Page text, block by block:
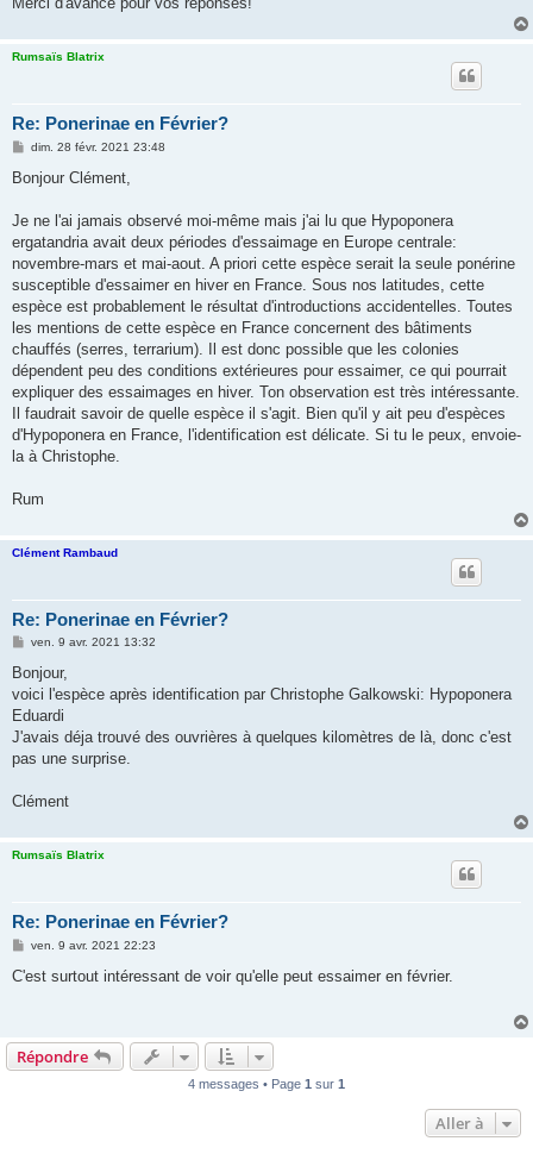
Rumsaïs Blatrix
Re: Ponerinae en Février?
M
s
g
dim. 28 févr. 2021 23:48
Bonjour Clément,
Je ne l'ai jamais observé moi-même mais j'ai lu que Hypoponera
ergatandria avait deux périodes d'essaimage en Europe centrale:
novembre-mars et mai-aout. A priori cette espèce serait la seule ponérine
susceptible d'essaimer en hiver en France. Sous nos latitudes, cette
espèce est probablement le résultat d'introductions accidentelles. Toutes
les mentions de cette espèce en France concernent des bâtiments
chauffés (serres, terrarium). Il est donc possible que les colonies
dépendent peu des conditions extérieures pour essaimer, ce qui pourrait
expliquer des essaimages en hiver. Ton observation est très intéressante.
Il faudrait savoir de quelle espèce il s'agit. Bien qu'il y ait peu d'espèces
d'Hypoponera en France, l'identification est délicate. Si tu le peux, envoie-
la à Christophe.
Rum
Clément Rambaud
Re: Ponerinae en Février?
M
s
a
g
ven. 9 avr. 2021 13:32
Bonjour,
voici l'espèce après identification par Christophe Galkowski: Hypoponera
Eduardi
J'avais déja trouvé des ouvrières à quelques kilomètres de là, donc c'est
pas une surprise.
Clément
Rumsaïs Blatrix
Re: Ponerinae en Février?
M
s
ven. 9 avr. 2021 22:23
C'est surtout intéressant de voir qu'elle peut essaimer en février.
Répondre
4 messages • Page 1 sur 1
Aller à